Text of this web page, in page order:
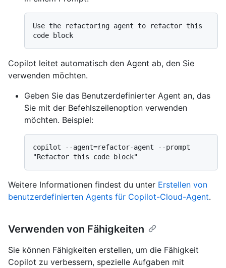
Use the refactoring agent to refactor this
Copilot leitet automatisch den Agent ab, den Sie
verwenden möchten.
Geben Sie das Benutzerdefinierter Agent an, das
Sie mit der Befehlszeilenoption verwenden
möchten. Beispiel:
copilot --agent=refactor-agent --prompt
Weitere Informationen findest du unter Erstellen von
benutzerdefinierten Agents für Copilot-Cloud-Agent.
Verwenden von Fähigkeiten
Sie können Fähigkeiten erstellen, um die Fähigkeit
Copilot zu verbessern, spezielle Aufgaben mit